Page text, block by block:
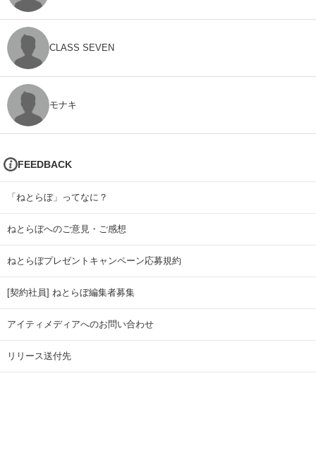
CLASS SEVEN
モナキ
FEEDBACK
「ねとらぼ」ってなに？
ねとらぼへのご意見・ご感想
ねとらぼプレゼントキャンペーン応募規約
[契約社員] ねとらぼ編集者募集
アイティメディアへのお問い合わせ
リリース送付先